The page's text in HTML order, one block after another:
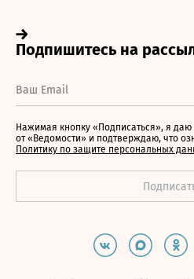
Нажимая кнопку «Подписаться», я даю
от «Ведомости» и подтверждаю, что
Политику по защите персональных